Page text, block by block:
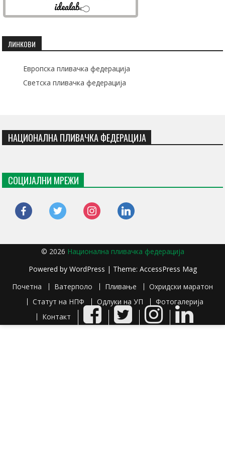
ЛИНКОВИ
Европска пливачка федерација
Светска пливачка федерација
НАЦИОНАЛНА ПЛИВАЧКА ФЕДЕРАЦИЈА
СОЦИЈАЛНИ МРЕЖИ
facebook twitter instagram linkedin
© 2026 Национална пливачка федерација
Powered by WordPress | Theme: AccessPress Mag
Почетна
Ватерполо Пливање
Охридски маратон
Статут на НПФ
Одлуки на УП
Фотогалерија
Контакт
Facebook Twitter InstagramLinkedIn